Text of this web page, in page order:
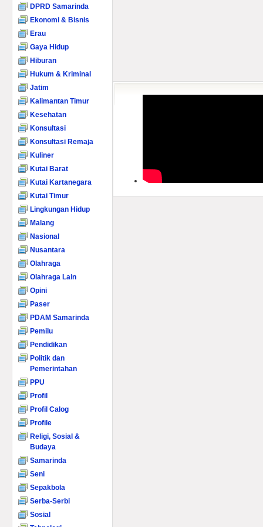
DPRD Samarinda
Ekonomi & Bisnis
Erau
Gaya Hidup
Hiburan
Hukum & Kriminal
Jatim
Kalimantan Timur
Kesehatan
Konsultasi
Konsultasi Remaja
Kuliner
Kutai Barat
Kutai Kartanegara
Kutai Timur
Lingkungan Hidup
Malang
Nasional
Nusantara
Olahraga
Olahraga Lain
Opini
Paser
PDAM Samarinda
Pemilu
Pendidikan
Politik dan
Pemerintahan
PPU
Profil
Profil Calog
Profile
Religi, Sosial &
Budaya
Samarinda
Seni
Sepakbola
Serba-Serbi
Sosial